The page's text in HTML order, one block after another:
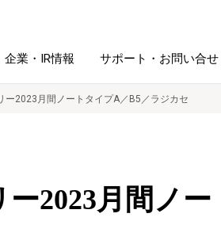
ファイル・
ホルダー用品
ョン
企業・IR情報 サポート・お問い合せ
ー2023月間ノートタイプA／B5／ラジカセ
2023月間ノ